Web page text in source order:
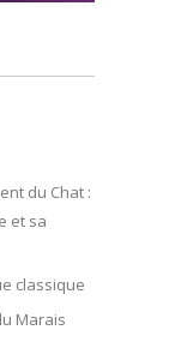
du Chat :
et sa
classique
Marais